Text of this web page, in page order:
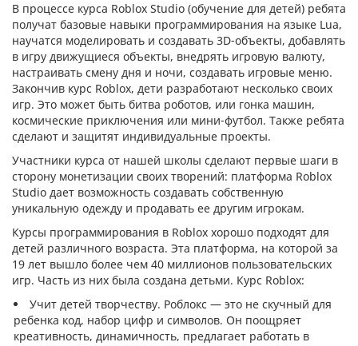
В процессе курса Roblox Studio (обучение для детей) ребята
получат базовые навыки программирования на языке Lua,
научатся моделировать и создавать 3D-объекты, добавлять
в игру движущиеся объекты, внедрять игровую валюту,
настраивать смену дня и ночи, создавать игровые меню.
Закончив курс Roblox, дети разработают несколько своих
игр. Это может быть битва роботов, или гонка машин,
космические приключения или мини-футбол. Также ребята
сделают и защитят индивидуальные проекты.
Участники курса от нашей школы сделают первые шаги в
сторону монетизации своих творений: платформа Roblox
Studio дает возможность создавать собственную
уникальную одежду и продавать ее другим игрокам.
Курсы программирования в Roblox хорошо подходят для
детей различного возраста. Эта платформа, на которой за
19 лет вышло более чем 40 миллионов пользовательских
игр. Часть из них была создана детьми. Курс Roblox:
Учит детей творчеству. Роблокс — это не скучный для
ребенка код, набор цифр и символов. Он поощряет
креативность, динамичность, предлагает работать в